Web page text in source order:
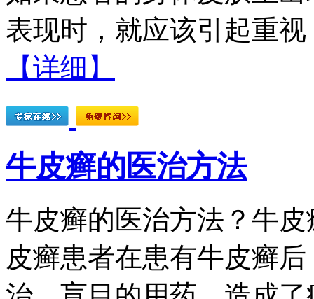
表现时，就应该引起重
【详细】
牛皮癣的医治方法
牛皮癣的医治方法？牛
皮癣患者在患有牛皮癣